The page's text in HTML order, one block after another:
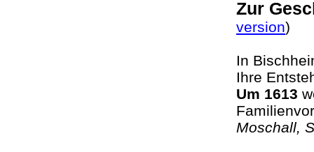
Zur
version)
In
Ihre
Um 1613
Moschall,